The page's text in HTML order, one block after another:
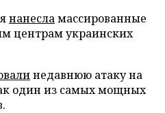
нанесламассированные
центрам украинских
недавнюю атаку на
один из самых мощных